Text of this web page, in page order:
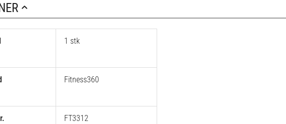
1 stk
Fitness360
FT3312